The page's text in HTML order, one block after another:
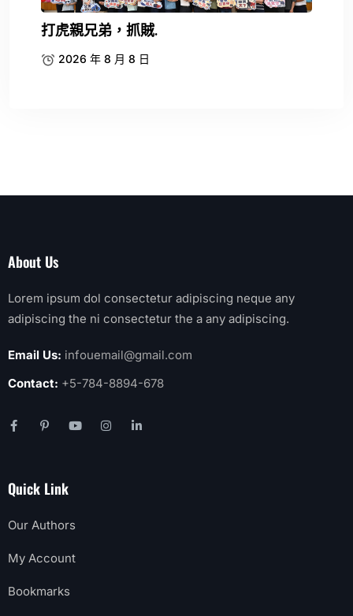
打虎親兄弟，抓賊.
2026 年 8 月 8 日
About Us
Lorem ipsum dol consectetur adipiscing neque any
adipiscing the ni consectetur the a any adipiscing.
Email Us: infouemail@gmail.com
Contact: +5-784-8894-678
Quick Link
Our Authors
My Account
Bookmarks